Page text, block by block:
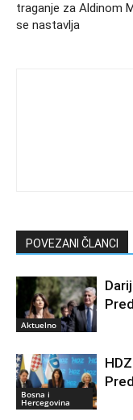
traganje za Aldinom
se nastavlja
POVEZANI ČLANCI
Aktuelno
Bosna i
Hercegovina